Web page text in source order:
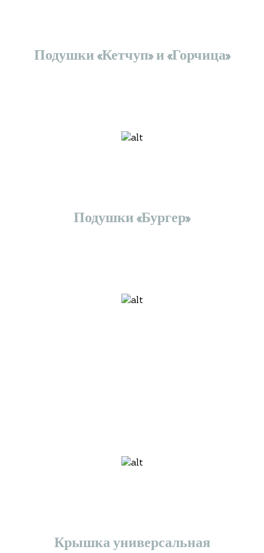
Подушки «Кетчуп» и «Горчица»
Подушки «Бургер»
Крышка универсальная